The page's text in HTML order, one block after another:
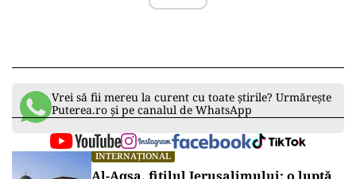
Vrei să fii mereu la curent cu toate știrile? Urmărește
Puterea.ro și pe canalul de WhatsApp
INTERNAȚIONAL